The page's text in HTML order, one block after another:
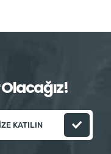
KATILIN